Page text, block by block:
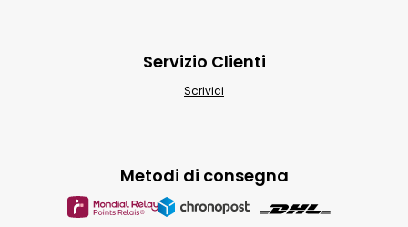
Metodi di consegna
Servizio Clienti
Scrivici